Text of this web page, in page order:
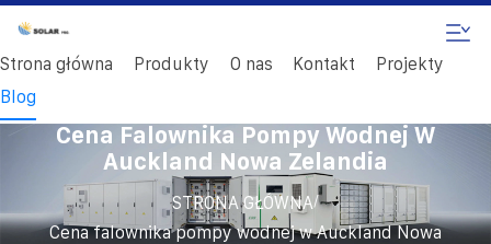
Strona główna Produkty O nas Kontakt
Projekty
Blog
Cena Falownika Pompy Wodnej W
Auckland Nowa Zelandia
STRONA GŁÓWNA/
Cena falownika pompy wodnej w Auckland Nowa